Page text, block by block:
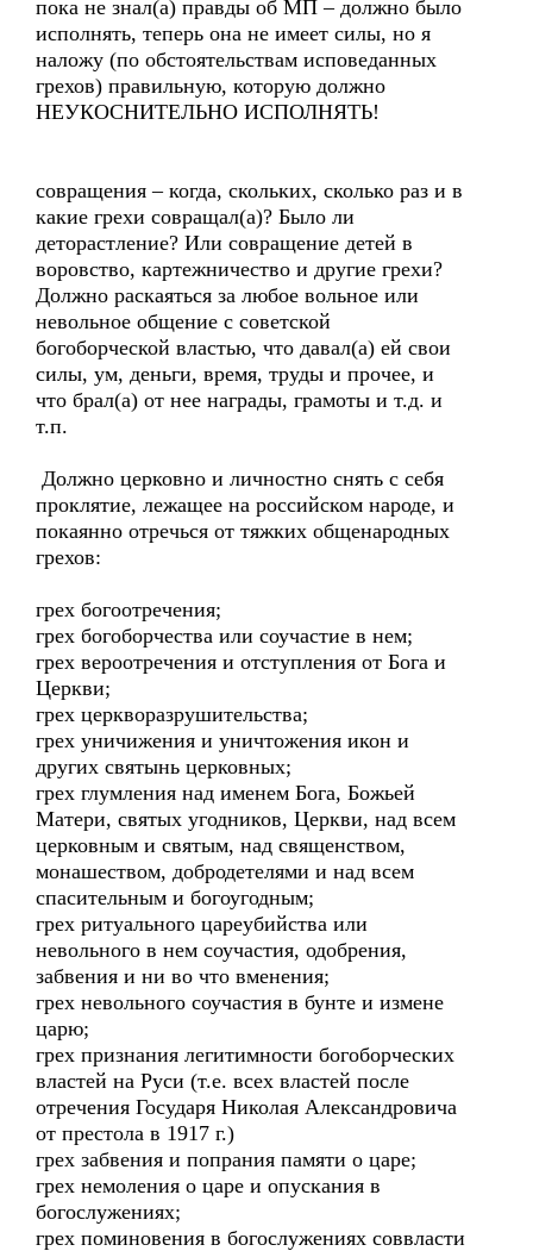
пока не знал(а) правды об МП – должно было
исполнять, теперь она не имеет силы, но я
наложу (по обстоятельствам исповеданных
грехов) правильную, которую должно
НЕУКОСНИТЕЛЬНО ИСПОЛНЯТЬ!
совращения – когда, скольких, сколько раз и в
какие грехи совращал(а)? Было ли
деторастление? Или совращение детей в
воровство, картежничество и другие грехи?
Должно раскаяться за любое вольное или
невольное общение с советской
богоборческой властью, что давал(а) ей свои
силы, ум, деньги, время, труды и прочее, и
что брал(а) от нее награды, грамоты и т.д. и
т.п.
Должно церковно и личностно снять с себя
проклятие, лежащее на российском народе, и
покаянно отречься от тяжких общенародных
грехов:
грех богоотречения;
грех богоборчества или соучастие в нем;
грех вероотречения и отступления от Бога и
Церкви;
грех церкворазрушительства;
грех уничижения и уничтожения икон и
других святынь церковных;
грех глумления над именем Бога, Божьей
Матери, святых угодников, Церкви, над всем
церковным и святым, над священством,
монашеством, добродетелями и над всем
спасительным и богоугодным;
грех ритуального цареубийства или
невольного в нем соучастия, одобрения,
забвения и ни во что вменения;
грех невольного соучастия в бунте и измене
царю;
грех признания легитимности богоборческих
властей на Руси (т.е. всех властей после
отречения Государя Николая Александровича
от престола в 1917 г.)
грех забвения и попрания памяти о царе;
грех немоления о царе и опускания в
богослужениях;
грех поминовения в богослужениях соввласти